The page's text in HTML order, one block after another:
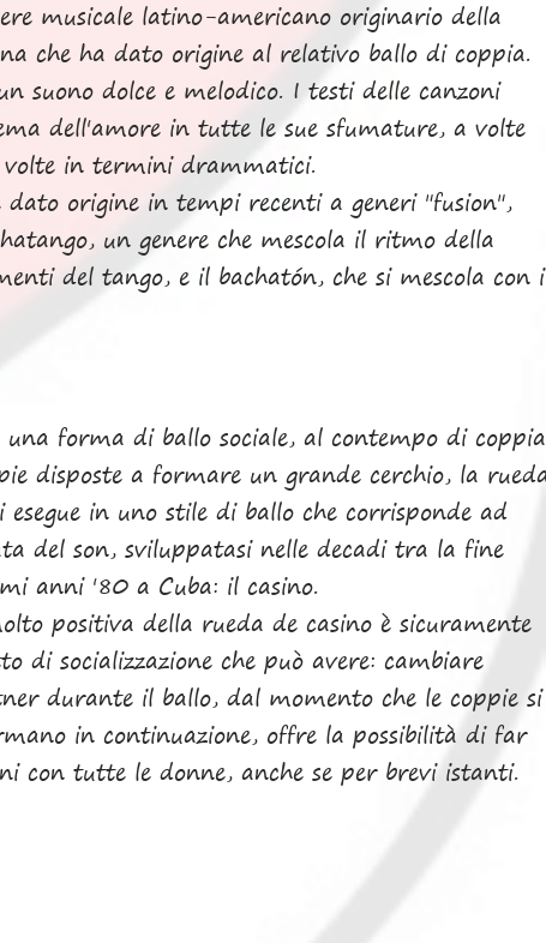
musicale latino-americano originario della
che ha dato origine al relativo ballo di coppia.
suono dolce e melodico. I testi delle canzoni
dell'amore in tutte le sue sfumature, a volte
in termini drammatici.
dato origine in tempi recenti a generi "fusion",
un genere che mescola il ritmo della
del tango, e il bachatón, che si mescola con
una forma di ballo sociale, al contempo di coppia
disposte a formare un grande cerchio, la
in uno stile di ballo che corrisponde ad
del son, sviluppatasi nelle decadi tra la fine
anni '80 a Cuba: il casino.
positiva della rueda de casino è sicuramente
di socializzazione che può avere: cambiare
durante il ballo, dal momento che le coppie si
in continuazione, offre la possibilità di far
con tutte le donne, anche se per brevi istanti.